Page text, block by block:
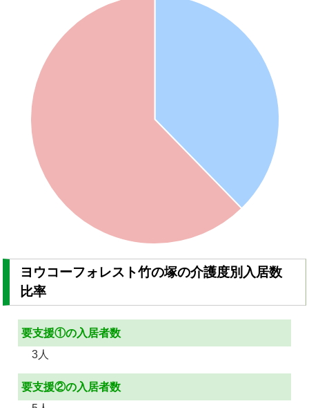
ヨウコーフォレスト竹の塚の介護度別入居数
比率
要支援①の入居者数
3人
要支援②の入居者数